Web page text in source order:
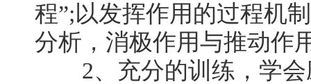
程”;以发挥作用的过程机
分析，消极作用与推动作
2、充分的训练，学会